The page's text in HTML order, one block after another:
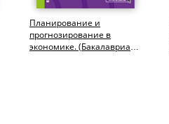
Планирование и
прогнозирование в
экономике. (Бакалавриат,